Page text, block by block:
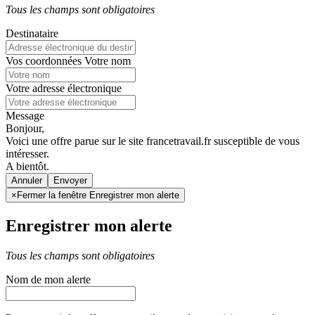
Tous les champs sont obligatoires
Destinataire
Vos coordonnées Votre nom
Votre adresse électronique
Message
Bonjour,
Voici une offre parue sur le site francetravail.fr susceptible de vous
intéresser.
A bientôt.
Annuler
× Fermer la fenêtre Enregistrer mon alerte
Enregistrer mon alerte
Tous les champs sont obligatoires
Nom de mon alerte